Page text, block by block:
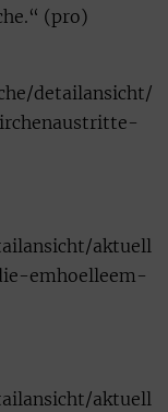
(pro)
detailansicht/
aktuell
emhoelleem-
aktuell